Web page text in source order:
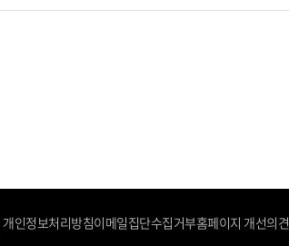
개인정보처리방침이메일집단수집거부홈페이지 개선의견